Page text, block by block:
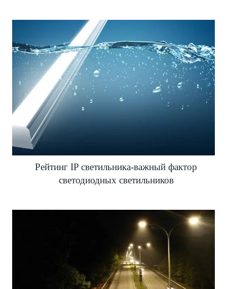
Рейтинг IP светильника-важный фактор
светодиодных светильников